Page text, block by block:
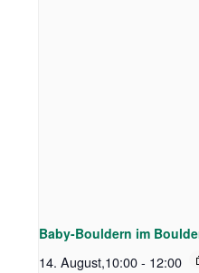
Baby-Bouldern im
14. August,10:00 - 12:00